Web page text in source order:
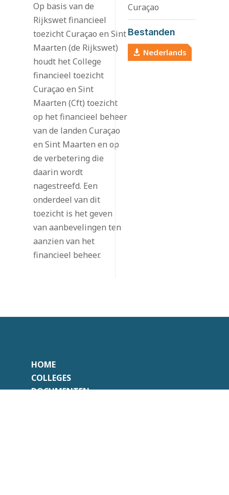
Op basis van de
Rijkswet financieel
toezicht Curaçao en Sint
Maarten (de Rijkswet)
houdt het College
financieel toezicht
Curaçao en Sint
Maarten (Cft) toezicht
op het financieel beheer
van de landen Curaçao
en Sint Maarten en op
de verbetering die
daarin wordt
nagestreefd. Een
onderdeel van dit
toezicht is het geven
van aanbevelingen ten
aanzien van het
financieel beheer.
Curaçao
Bestanden
Nederlands
HOME
COLLEGES
DOCUMENTEN